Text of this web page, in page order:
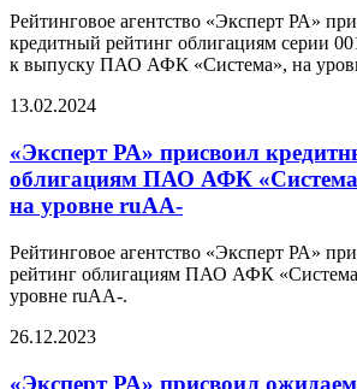
Рейтинговое агентство «Эксперт РА»
кредитный рейтинг облигациям серии
к выпуску ПАО АФК «Система», на
13.02.2024
«Эксперт РА» присвоил
облигациям ПАО АФК
на уровне ruАA-
Рейтинговое агентство «Эксперт РА»
рейтинг облигациям ПАО АФК
уровне ruAA-.
26.12.2023
«Эксперт РА» присвоил